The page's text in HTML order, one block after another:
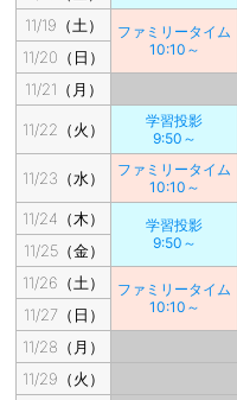
11/19（土）
ファミリータイム
10:10～
11/20（日）
11/21（月）
11/22（火）
学習投影
9:50～
11/23（水）
ファミリータイム
10:10～
11/24（木）
学習投影
9:50～
11/25（金）
11/26（土）
ファミリータイム
10:10～
11/27（日）
11/28（月）
11/29（火）